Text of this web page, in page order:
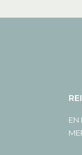
EN